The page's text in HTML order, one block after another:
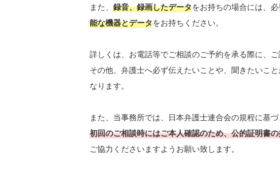
また、 録音、録画したデータをお持ちの場合には、
能な機器とデータをお持ちください。
詳しくは、お電話等でご相談のご予約を承る際に、ご
その他、弁護士へ必ず伝えたいことや、聞きたいこ
なります。
また、当事務所では、日本弁護士連合会の規程に基づ
初回のご相談時にはご本人確認のため、公的証明書
ご協力くださいますようお願い致します。